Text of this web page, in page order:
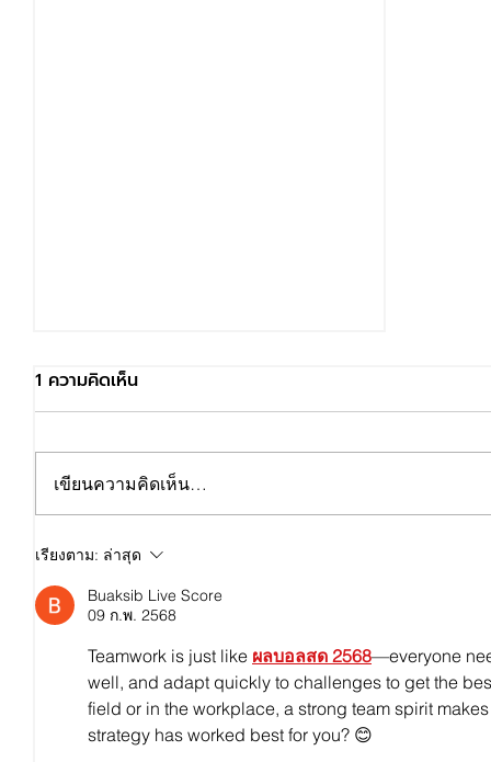
1 ความคิดเห็น
เขียนความคิดเห็น…
เรียงตาม: ล่าสุด
Buaksib Live Score
09 ก.พ. 2568
Teamwork is just like ผลบอลสด 2568—everyone
well, and adapt quickly to challenges to get the
field or in the workplace, a strong team spirit
strategy has worked best for you? 😊